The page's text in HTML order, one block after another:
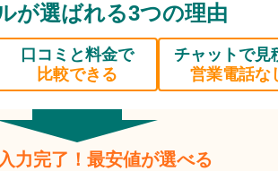
が選ばれる3つの理由
口コミと料金で
比較できる
チャットで見
営業電話な
力完了！最安値が選べる